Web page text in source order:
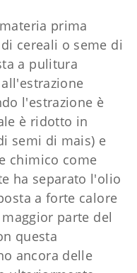
prima
cereali o seme di
a pulitura
l'estrazione è
è ridotto in
semi di mais) e
chimico come
ha separato l'olio
a forte calore
parte del
questa
ancora delle